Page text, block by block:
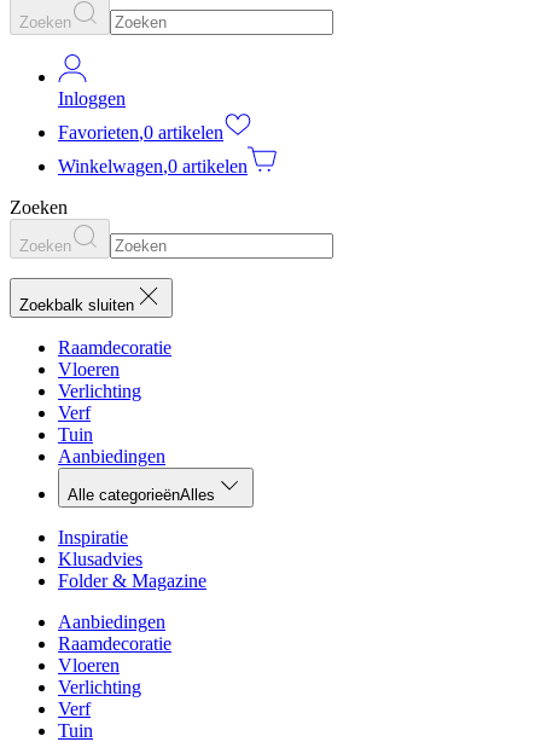
Zoeken
Inloggen
Favorieten,0 artikelen
Winkelwagen,0 artikelen
Zoeken
Zoeken
Zoekbalk sluiten
Raamdecoratie
Vloeren
Verlichting
Verf
Tuin
Aanbiedingen
Alle categorieënAlles
Inspiratie
Klusadvies
Folder & Magazine
Aanbiedingen
Raamdecoratie
Vloeren
Verlichting
Verf
Tuin